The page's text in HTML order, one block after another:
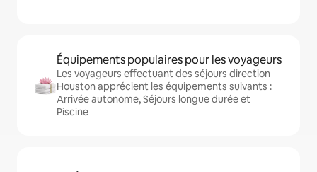
Équipements populaires pour les voyageurs
Les voyageurs effectuant des séjours direction
Houston apprécient les équipements suivants :
Arrivée autonome, Séjours longue durée et
Piscine